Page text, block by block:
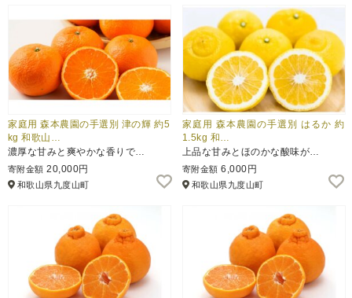
控除額シミュレータ Q&A
家庭用 森本農園の手選別 津の輝 約5
kg 和歌山…
濃厚な甘みと爽やかな香りで…
寄附金額 20,000円
和歌山県九度山町
家庭用 森本農園の手選別 はるか 約
1.5kg 和…
上品な甘みとほのかな酸味が…
寄附金額 6,000円
和歌山県九度山町